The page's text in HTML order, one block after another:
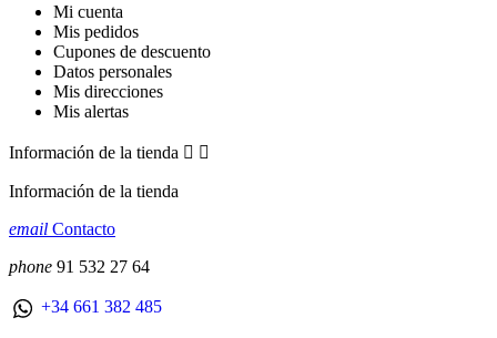
Mi cuenta
Mis pedidos
Cupones de descuento
Datos personales
Mis direcciones
Mis alertas
Información de la tienda  
Información de la tienda
email Contacto
phone 91 532 27 64
+34 661 382 485